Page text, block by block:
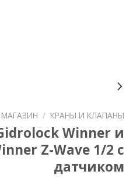
МАГАЗИН / КРАНЫ И КЛАПАНЫ
Winner и
Z-Wave 1/2 с
датчиком